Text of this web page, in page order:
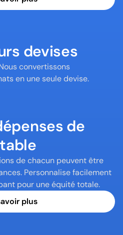
devises
convertissons
en une seule devise.
de
de chacun peuvent être
Personnalise facilement
pour une équité totale.
plus